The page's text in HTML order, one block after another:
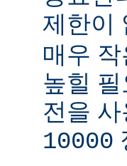
제한이
매우
높힐
전을
10000